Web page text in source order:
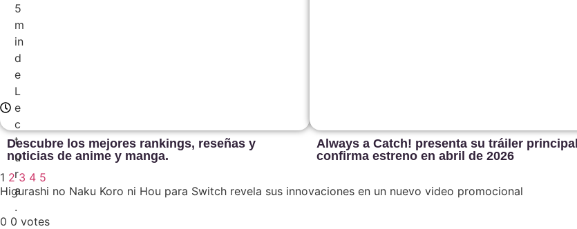
5
m
in
d
e
L
e
c
t
u
r
a
.
Descubre los mejores rankings, reseñas y
noticias de anime y manga.
Always a Catch! presenta su tráiler
confirma estreno en abril de 2026
1 2 3 4 5
Higurashi no Naku Koro ni Hou para Switch revela sus innovaciones en un nuevo video promocional
0 0 votes